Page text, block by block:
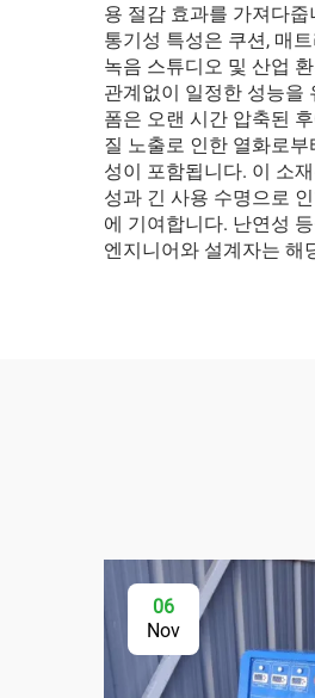
용 절감 효과를 가져다
통기성 특성은 쿠션, 매
녹음 스튜디오 및 산업
관계없이 일정한 성능을
폼은 오랜 시간 압축된
질 노출로 인한 열화로
성이 포함됩니다. 이 소
성과 긴 사용 수명으로
에 기여합니다. 난연성
엔지니어와 설계자는 해
06
Nov